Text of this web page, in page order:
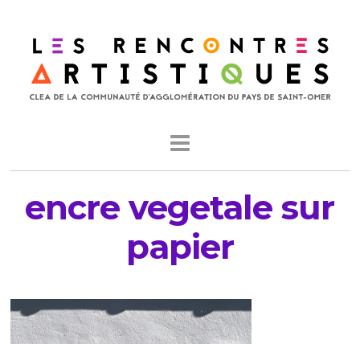
encre vegetale sur
papier